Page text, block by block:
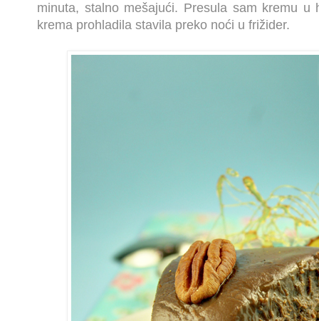
minuta, stalno mešajući. Presula sam kremu u
krema prohladila stavila preko noći u frižider.